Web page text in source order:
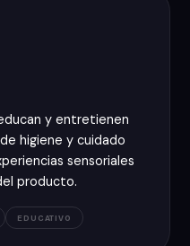
y entretienen
higiene y cuidado
sensoriales
producto.
EDUCATIVO